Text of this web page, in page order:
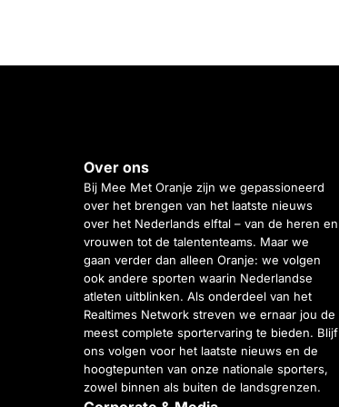
Over ons
Bij Mee Met Oranje zijn we gepassioneerd
over het brengen van het laatste nieuws
over het Nederlands elftal – van de heren en
vrouwen tot de talententeams. Maar we
gaan verder dan alleen Oranje: we volgen
ook andere sporten waarin Nederlandse
atleten uitblinken. Als onderdeel van het
Realtimes Network streven we ernaar jou de
meest complete sportervaring te bieden. Blijf
ons volgen voor het laatste nieuws en de
hoogtepunten van onze nationale sporters,
zowel binnen als buiten de landsgrenzen.